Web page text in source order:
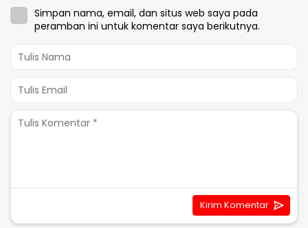
Simpan nama, email, dan situs web saya pada
peramban ini untuk komentar saya berikutnya.